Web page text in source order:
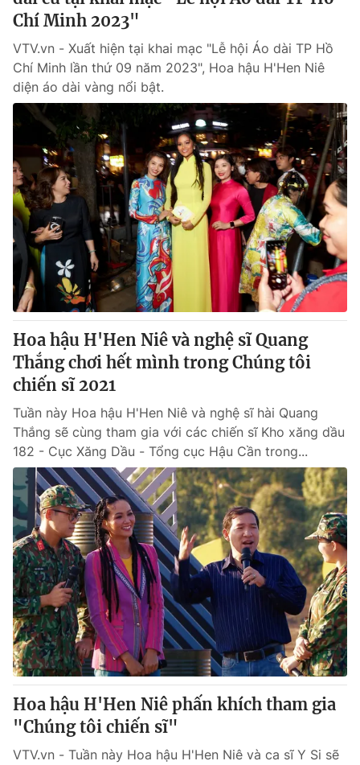
Chí Minh 2023"
VTV.vn - Xuất hiện tại khai mạc "Lễ hội Áo dài TP Hồ
Chí Minh lần thứ 09 năm 2023", Hoa hậu H'Hen Niê
diện áo dài vàng nổi bật.
Hoa hậu H'Hen Niê và nghệ sĩ Quang
Thắng chơi hết mình trong Chúng tôi
chiến sĩ 2021
Tuần này Hoa hậu H'Hen Niê và nghệ sĩ hài Quang
Thắng sẽ cùng tham gia với các chiến sĩ Kho xăng dầu
182 - Cục Xăng Dầu - Tổng cục Hậu Cần trong...
Hoa hậu H'Hen Niê phấn khích tham gia
"Chúng tôi chiến sĩ"
VTV.vn - Tuần này Hoa hậu H'Hen Niê và ca sĩ Y Si sẽ